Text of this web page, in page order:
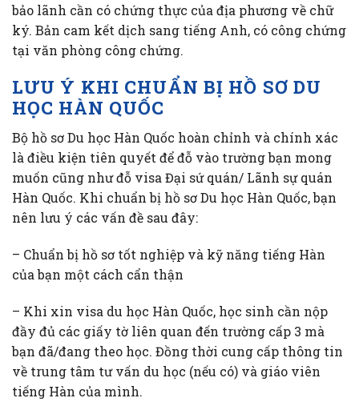
bảo lãnh cần có chứng thực của địa phương về chữ
ký. Bản cam kết dịch sang tiếng Anh, có công chứng
tại văn phòng công chứng.
LƯU Ý KHI CHUẨN BỊ HỒ SƠ DU
HỌC HÀN QUỐC
Bộ hồ sơ Du học Hàn Quốc hoàn chỉnh và chính xác
là điều kiện tiên quyết để đỗ vào trường bạn mong
muốn cũng như đỗ visa Đại sứ quán/ Lãnh sự quán
Hàn Quốc. Khi chuẩn bị hồ sơ Du học Hàn Quốc, bạn
nên lưu ý các vấn đề sau đây:
– Chuẩn bị hồ sơ tốt nghiệp và kỹ năng tiếng Hàn
của bạn một cách cẩn thận
– Khi xin visa du học Hàn Quốc, học sinh cần nộp
đầy đủ các giấy tờ liên quan đến trường cấp 3 mà
bạn đã/đang theo học. Đồng thời cung cấp thông tin
về trung tâm tư vấn du học (nếu có) và giáo viên
tiếng Hàn của mình.